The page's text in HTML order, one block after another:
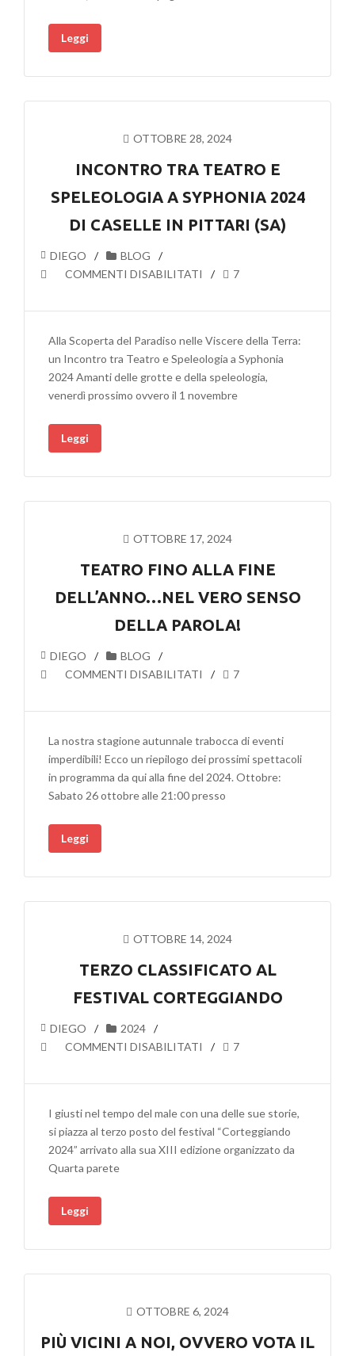
ORGOGLIO
DEL
TERRITORIO
Leggi
OTTOBRE 28, 2024
INCONTRO TRA TEATRO E
SPELEOLOGIA A SYPHONIA 2024
DI CASELLE IN PITTARI (SA)
DIEGO
BLOG
COMMENTI DISABILITATI
SU
TRA
E
SPELEOLOGIA
A
SYPHONIA
DI
CASELLE
IN
7
Alla Scoperta del Paradiso nelle Viscere della Terra:
un Incontro tra Teatro e Speleologia a Syphonia
2024 Amanti delle grotte e della speleologia,
venerdì prossimo ovvero il 1 novembre
Leggi
OTTOBRE 17, 2024
TEATRO FINO ALLA FINE
DELL’ANNO…NEL VERO SENSO
DELLA PAROLA!
DIEGO
BLOG
COMMENTI DISABILITATI
SU
FINO
FINE
DELL’ANNO…
NEL
VERO
DELLA
PAROLA!
7
La nostra stagione autunnale trabocca di eventi
imperdibili! Ecco un riepilogo dei prossimi spettacoli
in programma da qui alla fine del 2024. Ottobre:
Sabato 26 ottobre alle 21:00 presso
Leggi
OTTOBRE 14, 2024
TERZO CLASSIFICATO AL
FESTIVAL CORTEGGIANDO
DIEGO
2024
COMMENTI DISABILITATI
SU
CLASSIFICATO
FESTIVAL
CORTEGGIANDO
7
I giusti nel tempo del male con una delle sue storie,
si piazza al terzo posto del festival “Corteggiando
2024” arrivato alla sua XIII edizione organizzato da
Quarta parete
Leggi
OTTOBRE 6, 2024
PIÙ VICINI A NOI, OVVERO VOTA IL